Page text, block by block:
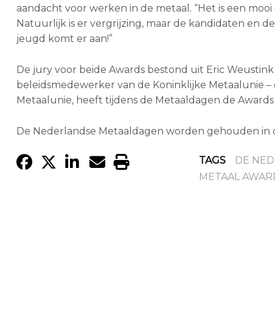
aandacht voor werken in de metaal. “Het is een
Natuurlijk is er vergrijzing, maar de kandidaten en
jeugd komt er aan!”
De jury voor beide Awards bestond uit Eric
beleidsmedewerker van de Koninklijke Metaalunie
Metaalunie, heeft tijdens de Metaaldagen de
De Nederlandse Metaaldagen worden gehouden in
TAGS DE
METAAL